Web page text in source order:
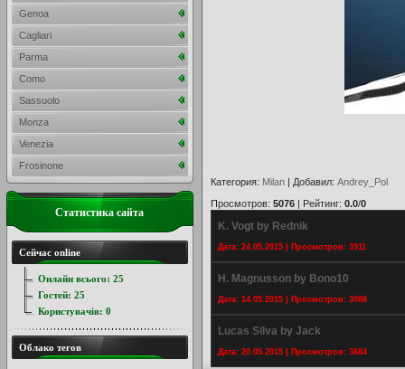
Категория: Milan | Добавил: Andrey_Pol
Просмотров: 5076 | Рейтинг: 0.0/0
K. Vogt by Rednik
Дата: 24.05.2015 | Просмотров: 3911
H. Magnusson by Bono10
Дата: 14.05.2015 | Просмотров: 3088
Lucas Silva by Jack
Дата: 20.05.2015 | Просмотров: 3684
Genoa
Cagliari
Parma
Como
Sassuolo
Monza
Venezia
Frosinone
Статистика сайта
Сейчас online
Онлайн всього: 25
Гостей: 25
Користувачів: 0
Облако тегов